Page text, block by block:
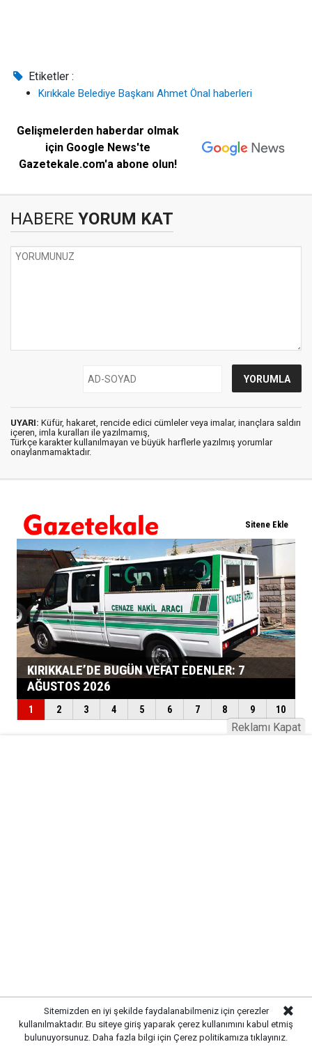
Etiketler :
Kırıkkale Belediye Başkanı Ahmet Önal haberleri
Gelişmelerden haberdar olmak
için Google News'te
Gazetekale.com'a abone olun!
HABERE YORUM KAT
UYARI: Küfür, hakaret, rencide edici cümleler veya imalar, inançlara saldırı
içeren, imla kuralları ile yazılmamış,
Türkçe karakter kullanılmayan ve büyük harflerle yazılmış yorumlar
onaylanmamaktadır.
Gazetekale.comHaber Merkezi
Sitemizden en iyi şekilde faydalanabilmeniz için çerezler
kullanılmaktadır. Bu siteye giriş yaparak çerez kullanımını kabul etmiş
bulunuyorsunuz. Daha fazla bilgi için Çerez politikamıza tıklayınız.
Reklamı Kapat